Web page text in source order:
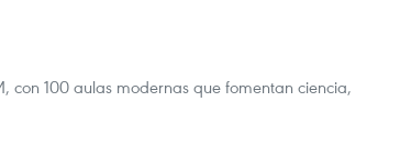
con 100 aulas modernas que fomentan ciencia,